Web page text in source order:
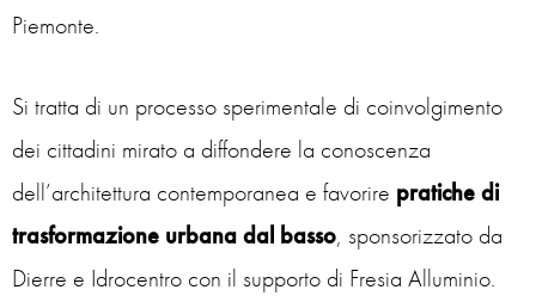
Piemonte.
Si tratta di un processo sperimentale di coinvolgimento
dei cittadini mirato a diffondere la conoscenza
dell’architettura contemporanea e favorire pratiche di
trasformazione urbana dal basso, sponsorizzato da
Dierre e Idrocentro con il supporto di Fresia Alluminio.